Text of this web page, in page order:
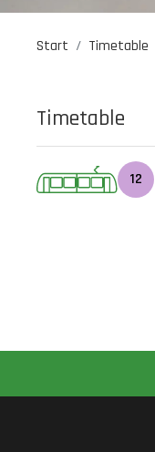
Start Timetable
Timetable
12